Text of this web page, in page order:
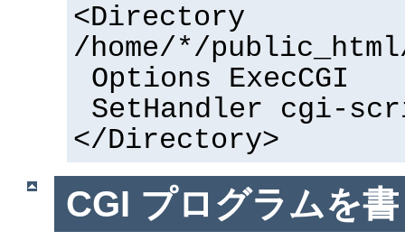
<Directory
/home/*/
Options ExecCGI
SetHandler cgi-
</Directory>
CGI プログラムを